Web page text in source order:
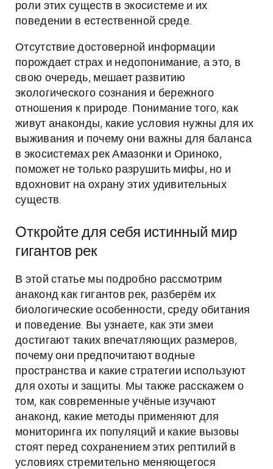
роли этих существ в экосистеме и их
поведении в естественной среде.
Отсутствие достоверной информации
порождает страх и недопонимание, а это, в
свою очередь, мешает развитию
экологического сознания и бережного
отношения к природе. Понимание того, как
живут анаконды, какие условия нужны для их
выживания и почему они важны для баланса
в экосистемах рек Амазонки и Ориноко,
поможет не только разрушить мифы, но и
вдохновит на охрану этих удивительных
существ.
Откройте для себя истинный мир
гигантов рек
В этой статье мы подробно рассмотрим
анаконд как гигантов рек, разберём их
биологические особенности, среду обитания
и поведение. Вы узнаете, как эти змеи
достигают таких впечатляющих размеров,
почему они предпочитают водные
пространства и какие стратегии используют
для охоты и защиты. Мы также расскажем о
том, как современные учёные изучают
анаконд, какие методы применяют для
мониторинга их популяций и какие вызовы
стоят перед сохранением этих рептилий в
условиях стремительно меняющегося